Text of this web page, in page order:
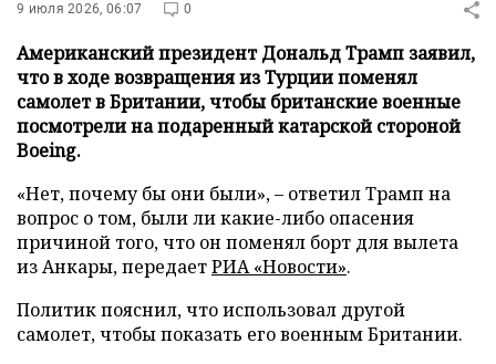
9 июля 2026, 06:07 0
Американский президент Дональд Трамп заявил,
что в ходе возвращения из Турции поменял
самолет в Британии, чтобы британские военные
посмотрели на подаренный катарской стороной
Boeing.
«Нет, почему бы они были», – ответил Трамп на
вопрос о том, были ли какие-либо опасения
причиной того, что он поменял борт для вылета
из Анкары, передаетРИА «Новости».
Политик пояснил, что использовал другой
самолет, чтобы показать его военным Британии.